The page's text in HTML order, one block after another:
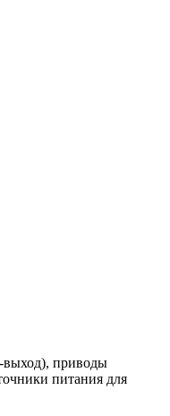
выход), приводы
питания для